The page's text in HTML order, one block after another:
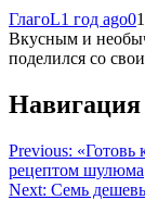
ГлагоL1 год ago0
Вкусным и
поделился со
Навигация
Previous: «Готовь
рецептом шулюма
Next: Семь